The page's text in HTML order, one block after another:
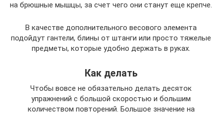
на брюшные мышцы, за счет чего они станут еще крепче.
В качестве дополнительного весового элемента
подойдут гантели, блины от штанги или просто тяжелые
предметы, которые удобно держать в руках.
Как делать
Чтобы вовсе не обязательно делать десяток
упражнений с большой скоростью и большим
количеством повторений. Большое значение на